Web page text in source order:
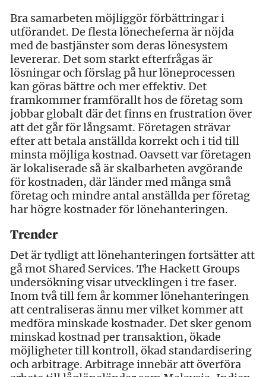
Bra samarbeten möjliggör förbättringar i
utförandet. De flesta lönecheferna är nöjda
med de bastjänster som deras lönesystem
levererar. Det som starkt efterfrågas är
lösningar och förslag på hur löneprocessen
kan göras bättre och mer effektiv. Det
framkommer framförallt hos de företag som
jobbar globalt där det finns en frustration över
att det går för långsamt. Företagen strävar
efter att betala anställda korrekt och i tid till
minsta möjliga kostnad. Oavsett var företagen
är lokaliserade så är skalbarheten avgörande
för kostnaden, där länder med många små
företag och mindre antal anställda per företag
har högre kostnader för lönehanteringen.
Trender
Det är tydligt att lönehanteringen fortsätter att
gå mot Shared Services. The Hackett Groups
undersökning visar utvecklingen i tre faser.
Inom två till fem år kommer lönehanteringen
att centraliseras ännu mer vilket kommer att
medföra minskade kostnader. Det sker genom
minskad kostnad per transaktion, ökade
möjligheter till kontroll, ökad standardisering
och arbitrage. Arbitrage innebär att överföra